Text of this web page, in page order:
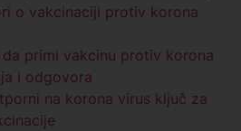
o vakcinaciji protiv korona
primi vakcinu protiv korona
i odgovora
na korona virus ključ za